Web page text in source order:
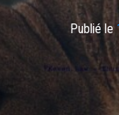
Publié le